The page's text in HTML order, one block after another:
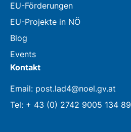
EU-Förderungen
EU-Projekte in NÖ
Blog
Events
Kontakt
Email: post.lad4@noel.gv.at
Tel: + 43 (0) 2742 9005 134 89